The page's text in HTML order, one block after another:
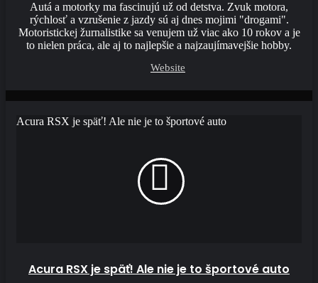
Autá a motorky ma fascinujú už od detstva. Zvuk motora,
rýchlosť a vzrušenie z jazdy sú aj dnes mojimi "drogami".
Motoristickej žurnalistike sa venujem už viac ako 10 rokov a je
to nielen práca, ale aj to najlepšie a najzaujímavejšie hobby.
Website
Acura RSX je späť! Ale nie je to športové auto
Acura RSX je späť! Ale nie je to športové auto